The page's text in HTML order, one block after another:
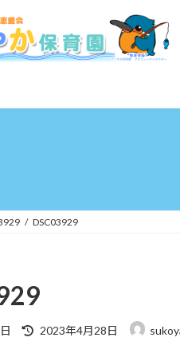
DSC03929
最
2023年4月28日